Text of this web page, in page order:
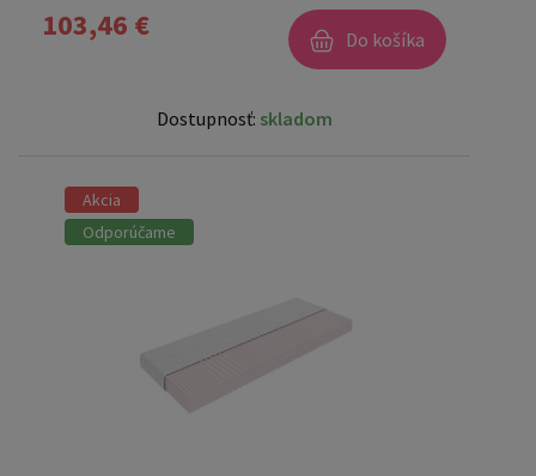
103,46 € Do košíka
Dostupnosť: skladom
Akcia
Odporúčame